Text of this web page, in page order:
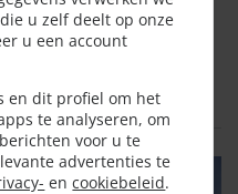
op
u zelf deelt op onze
u een account
en dit profiel om het
te analyseren, om
voor u te
advertenties te
encookiebeleid.